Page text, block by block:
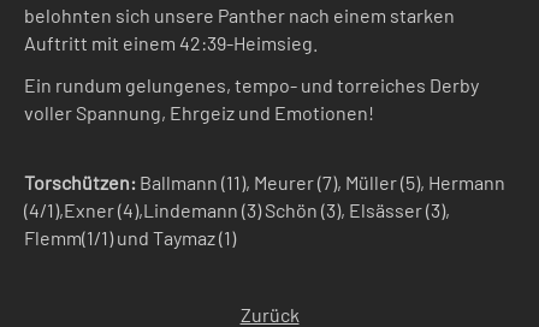
belohnten sich unsere Panther nach einem starken
Auftritt mit einem 42:39-Heimsieg.
Ein rundum gelungenes, tempo- und torreiches Derby
voller Spannung, Ehrgeiz und Emotionen!
Torschützen: Ballmann (11), Meurer (7), Müller (5), Hermann
(4/1),Exner (4),Lindemann (3) Schön (3), Elsässer (3),
Flemm(1/1) und Taymaz (1)
Zurück